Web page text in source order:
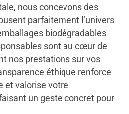
nous concevons des
parfaitement l’univers
biodégradables
sont au cœur de
nos prestations sur vos
éthique renforce
et valorise votre
un geste concret pour